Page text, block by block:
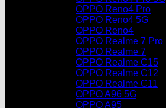
OPPO Reno4 Pro
OPPO Reno4 5G
OPPO Reno4
OPPO Realme 7 Pro
OPPO Realme 7
OPPO Realme C15
OPPO Realme C12
OPPO Realme C11
OPPO A96 5G
OPPO A95